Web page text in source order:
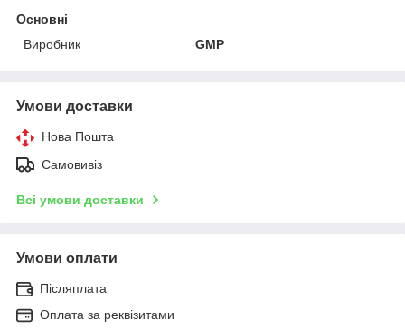
Основні
Виробник
GMP
Умови доставки
Нова Пошта
Самовивіз
Всі умови доставки
Умови оплати
Післяплата
Оплата за реквізитами